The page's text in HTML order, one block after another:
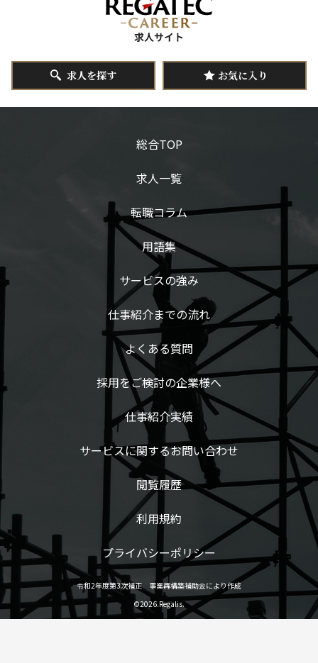
求人を探す お気に入り
総合TOP
求人一覧
転職コラム
用語集
サービスの強み
仕事紹介までの流れ
よくある質問
採用をご検討の企業様へ
仕事紹介実績
サービスに関するお問い合わせ
閲覧履歴
利用規約
プライバシーポリシー
令和2年度第3次補正 事業再構築補助金により作成
©2026.Regalis.